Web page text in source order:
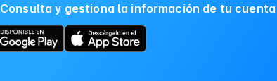
Consulta y gestiona la información de tu cuenta